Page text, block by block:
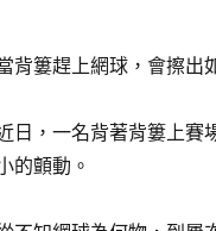
背簍趕上網球，會擦出
日，一名背著背簍上賽
的顫動。